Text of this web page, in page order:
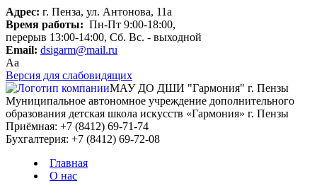
Адрес: г. Пенза, ул. Антонова, 11а
Время работы: Пн-Пт 9:00-18:00,
перерыв 13:00-14:00, Сб. Вс. - выходной
Email: dsigarm@mail.ru
Aa
Версия для слабовидящих
МАУ ДО ДШИ "Гармония" г. Пензы
Муниципальное автономное учреждение дополнительного
образования детская школа искусств «Гармония» г. Пензы
Приёмная: +7 (8412) 69-71-74
Бухгалтерия: +7 (8412) 69-72-08
Главная
О нас